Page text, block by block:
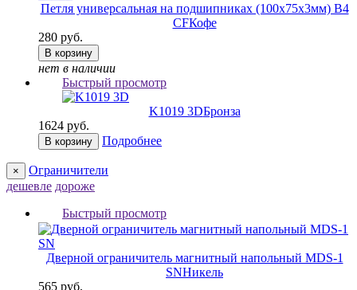
Петля универсальная на подшипниках (100х75х3мм) B4
CFКофе
280 руб.
В корзину
нет в наличии
Быстрый просмотр
K1019 3DБронза
1624 руб.
В корзину Подробнее
×
Ограничители
дешевле дороже
Быстрый просмотр
Дверной ограничитель магнитный напольный MDS-1
SNНикель
565 руб.